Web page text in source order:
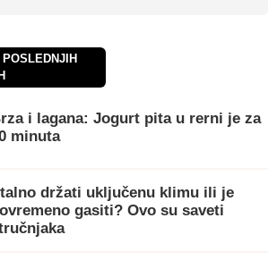
i lagana: Jogurt pita u rerni je za
minuta
držati uključenu klimu ili je
gasiti? Ovo su saveti